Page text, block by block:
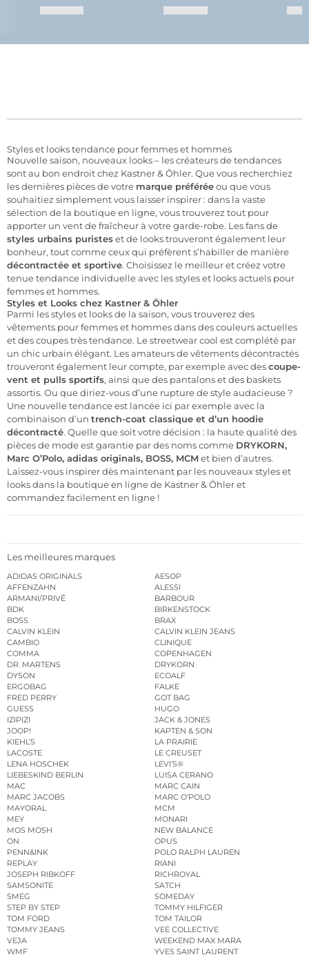
Styles et looks tendance pour femmes et hommes
Nouvelle saison, nouveaux looks – les créateurs de tendances
sont au bon endroit chez Kastner & Öhler. Que vous recherchiez
les dernières pièces de votre marque préféréeou que vous
souhaitiez simplement vous laisser inspirer : dans la vaste
sélection de la boutique en ligne, vous trouverez tout pour
apporter un vent de fraîcheur à votre garde-robe. Les fans de
styles urbains puristeset de looks trouveront également leur
bonheur, tout comme ceux qui préfèrent s’habiller de manière
décontractée et sportive. Choisissez le meilleur et créez votre
tenue tendance individuelle avec les styles et looks actuels pour
femmes et hommes.
Styles et Looks chez Kastner & Öhler
Parmi les styles et looks de la saison, vous trouverez des
vêtements pour femmes et hommes dans des couleurs actuelles
et des coupes très tendance. Le streetwear cool est complété par
un chic urbain élégant. Les amateurs de vêtements décontractés
trouveront également leur compte, par exemple avec descoupe-
vent et pulls sportifs, ainsi que des pantalons et des baskets
assortis. Ou que diriez-vous d’une rupture de style audacieuse ?
Une nouvelle tendance est lancée ici par exemple avec la
combinaison d’un trench-coat classique et d’un hoodie
décontracté. Quelle que soit votre décision : la haute qualité des
pièces de mode est garantie par des noms comme DRYKORN,
Marc O’Polo, adidas originals, BOSS, MCMet bien d’autres.
Laissez-vous inspirer dès maintenant par les nouveaux styles et
looks dans la boutique en ligne de Kastner & Öhler et
commandez facilement en ligne !
Les meilleures marques
ADIDAS ORIGINALS
AESOP
AFFENZAHN
ALESSI
ARMANI/PRIVÉ
BARBOUR
BDK
BIRKENSTOCK
BOSS
BRAX
CALVIN KLEIN
CALVIN KLEIN JEANS
CAMBIO
CLINIQUE
COMMA
COPENHAGEN
DR. MARTENS
DRYKORN
DYSON
ECOALF
ERGOBAG
FALKE
FRED PERRY
GOT BAG
GUESS
HUGO
IZIPIZI
JACK & JONES
JOOP!
KAPTEN & SON
KIEHL’S
LA PRAIRIE
LACOSTE
LE CREUSET
LENA HOSCHEK
LEVI’S®
LIEBESKIND BERLIN
LUISA CERANO
MAC
MARC CAIN
MARC JACOBS
MARC O’POLO
MAYORAL
MCM
MEY
MONARI
MOS MOSH
NEW BALANCE
ON
OPUS
PENN&INK
POLO RALPH LAUREN
REPLAY
RIANI
JOSEPH RIBKOFF
RICHROYAL
SAMSONITE
SATCH
SMEG
SOMEDAY
STEP BY STEP
TOMMY HILFIGER
TOM FORD
TOM TAILOR
TOMMY JEANS
VEE COLLECTIVE
VEJA
WEEKEND MAX MARA
WMF
YVES SAINT LAURENT